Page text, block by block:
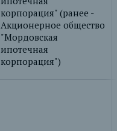
корпорация" (ранее -
Акционерное общество
"Мордовская
ипотечная
корпорация")